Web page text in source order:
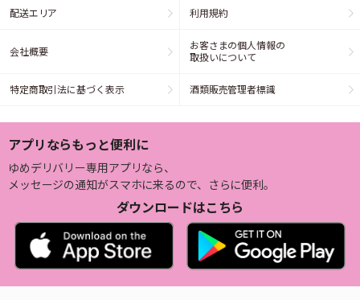
配送エリア 利用規約
会社概要
お客さまの個人情報の
取扱いについて
特定商取引法に基づく表示 酒類販売管理者標識
アプリならもっと便利に
ゆめデリバリー専用アプリなら、
メッセージの通知がスマホに来るので、さらに便利。
ダウンロードはこちら